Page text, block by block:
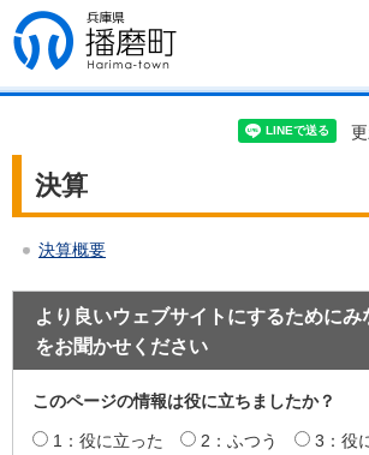
兵庫県 播磨
町
決算
決算概要
より良いウェブサイトにするためにみ
をお聞かせください
このページの情報は役に立ちましたか？
1：役に立った 2：ふつう
3：役